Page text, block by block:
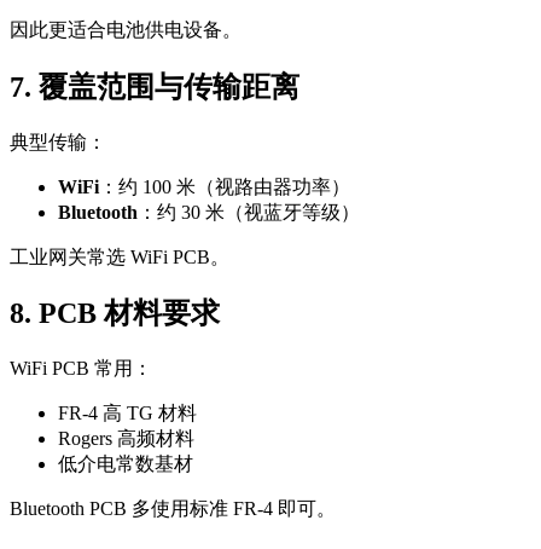
因此更适合电池供电设备。
7. 覆盖范围与传输距离
典型传输：
WiFi ：约 100 米（视路由器功率）
Bluetooth ：约 30 米（视蓝牙等级）
工业网关常选 WiFi PCB。
8. PCB 材料要求
WiFi PCB 常用：
FR-4 高 TG 材料
Rogers 高频材料
低介电常数基材
Bluetooth PCB 多使用标准 FR-4 即可。